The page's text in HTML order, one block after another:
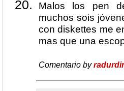
Malos los pen
muchos sois
con diskettes me
mas que una
Comentario by